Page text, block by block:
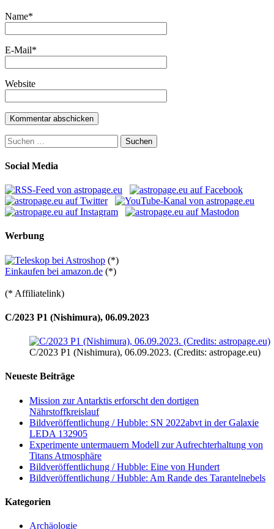
Name*
E-Mail*
Website
Suchen
nach:
Social Media
Werbung
(*)
Einkaufen bei amazon.de (*)
(* Affiliatelink)
C/2023 P1 (Nishimura), 06.09.2023
C/2023 P1 (Nishimura), 06.09.2023. (Credits: astropage.eu)
Neueste Beiträge
Mission zur Antarktis erforscht den dortigen
Nährstoffkreislauf
Bildveröffentlichung / Hubble: SN 2022abvt in der Galaxie
LEDA 132905
Experimente untermauern Modell zur Aufrechterhaltung von
Titans Atmosphäre
Bildveröffentlichung / Hubble: Eine von Hundert
Bildveröffentlichung / Hubble: Am Rande des Tarantelnebels
Kategorien
Archäologie